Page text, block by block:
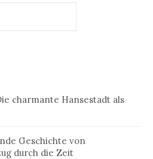
charmante Hansestadt als
Geschichte von
durch die Zeit